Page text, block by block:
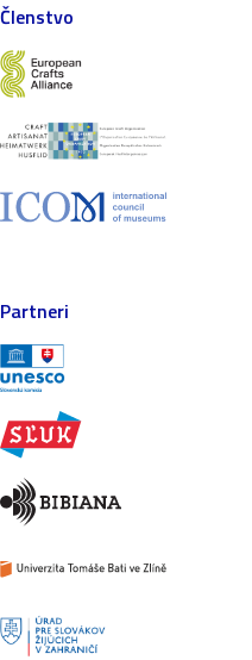
Členstvo
Partneri